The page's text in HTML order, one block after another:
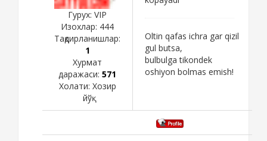
Гурух: VIP
Изохлар: 444
Тақдирланишлар:
1
Хурмат
даражаси: 571
Холати: Хозир
йўқ
Oltin qafas ichra gar qizil
gul butsa,
bulbulga tikondek
oshiyon bolmas emish!